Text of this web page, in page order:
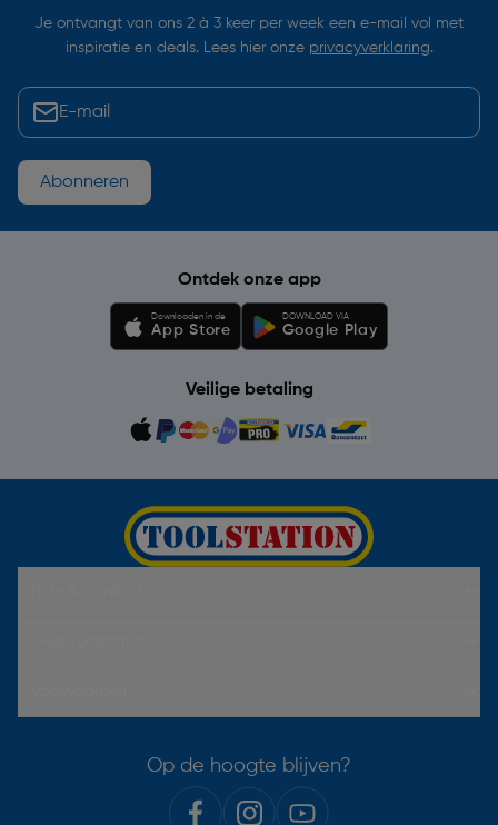
Je ontvangt van ons 2 à 3 keer per week een e-mail vol met
inspiratie en deals. Lees hier onze privacyverklaring.
Abonneren
Ontdek onze app
Downloaden in de
App Store
DOWNLOAD VIA
Google Play
Veilige betaling
Op de hoogte blijven?